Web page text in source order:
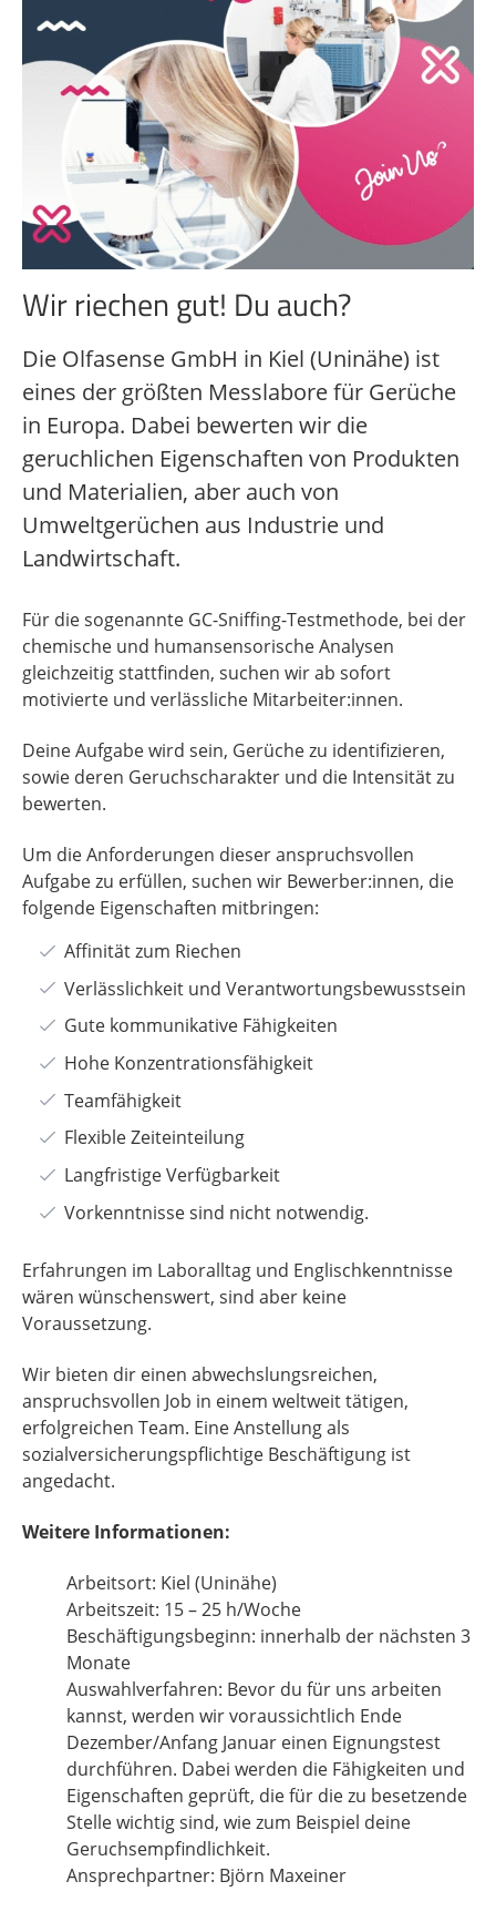
Wir riechen gut! Du auch?
Die Olfasense GmbH in Kiel (Uninähe) ist
eines der größten Messlabore für Gerüche
in Europa. Dabei bewerten wir die
geruchlichen Eigenschaften von Produkten
und Materialien, aber auch von
Umweltgerüchen aus Industrie und
Landwirtschaft.
Für die sogenannte GC-Sniffing-Testmethode, bei der
chemische und humansensorische Analysen
gleichzeitig stattfinden, suchen wir ab sofort
motivierte und verlässliche Mitarbeiter:innen.
Deine Aufgabe wird sein, Gerüche zu identifizieren,
sowie deren Geruchscharakter und die Intensität zu
bewerten.
Um die Anforderungen dieser anspruchsvollen
Aufgabe zu erfüllen, suchen wir Bewerber:innen, die
folgende Eigenschaften mitbringen:
Affinität zum Riechen
Verlässlichkeit und Verantwortungsbewusstsein
Gute kommunikative Fähigkeiten
Hohe Konzentrationsfähigkeit
Teamfähigkeit
Flexible Zeiteinteilung
Langfristige Verfügbarkeit
Vorkenntnisse sind nicht notwendig.
Erfahrungen im Laboralltag und Englischkenntnisse
wären wünschenswert, sind aber keine
Voraussetzung.
Wir bieten dir einen abwechslungsreichen,
anspruchsvollen Job in einem weltweit tätigen,
erfolgreichen Team. Eine Anstellung als
sozialversicherungspflichtige Beschäftigung ist
angedacht.
Weitere Informationen:
Arbeitsort: Kiel (Uninähe)
Arbeitszeit: 15 – 25 h/Woche
Beschäftigungsbeginn: innerhalb der nächsten 3
Monate
Auswahlverfahren: Bevor du für uns arbeiten
kannst, werden wir voraussichtlich Ende
Dezember/Anfang Januar einen Eignungstest
durchführen. Dabei werden die Fähigkeiten und
Eigenschaften geprüft, die für die zu besetzende
Stelle wichtig sind, wie zum Beispiel deine
Geruchsempfindlichkeit.
Ansprechpartner: Björn Maxeiner